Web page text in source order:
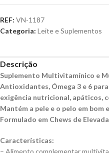
REF: VN-1187
Categoria: Leite e Suplementos
Descrição
Suplemento Multivitamínico e
Antioxidantes, Ómega 3 e 6
exigência nutricional, apáticos,
Mantém a pele e o pelo em bom
Formulado em Chews de
Características:
– Alimento complementar